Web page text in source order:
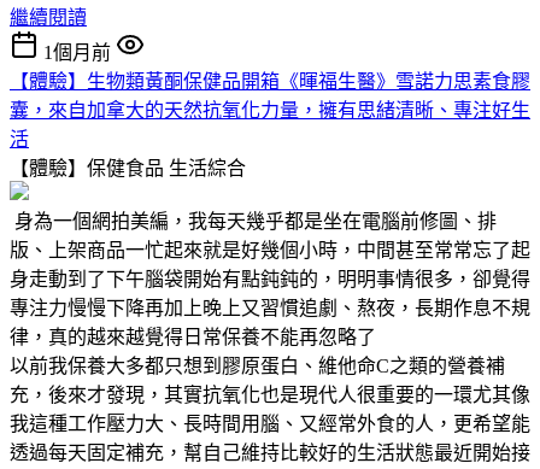
繼續閱讀
1個月前
【體驗】生物類黃酮保健品開箱《暉福生醫》雪諾力思素食膠
囊，來自加拿大的天然抗氧化力量，擁有思緒清晰、專注好生
活
【體驗】保健食品 生活綜合
身為一個網拍美編，我每天幾乎都是坐在電腦前修圖、排
版、上架商品一忙起來就是好幾個小時，中間甚至常常忘了起
身走動到了下午腦袋開始有點鈍鈍的，明明事情很多，卻覺得
專注力慢慢下降再加上晚上又習慣追劇、熬夜，長期作息不規
律，真的越來越覺得日常保養不能再忽略了
以前我保養大多都只想到膠原蛋白、維他命C之類的營養補
充，後來才發現，其實抗氧化也是現代人很重要的一環尤其像
我這種工作壓力大、長時間用腦、又經常外食的人，更希望能
透過每天固定補充，幫自己維持比較好的生活狀態最近開始接